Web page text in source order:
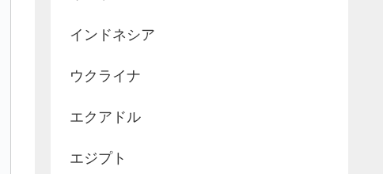
インドネシア
ウクライナ
エクアドル
エジプト